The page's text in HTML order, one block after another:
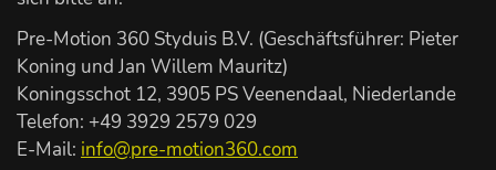
Pre-Motion 360 Styduis B.V. (Geschäftsführer: Pieter
Koning und Jan Willem Mauritz)
Koningsschot 12, 3905 PS Veenendaal, Niederlande
Telefon: +49 3929 2579 029
E-Mail: info@pre-motion360.com